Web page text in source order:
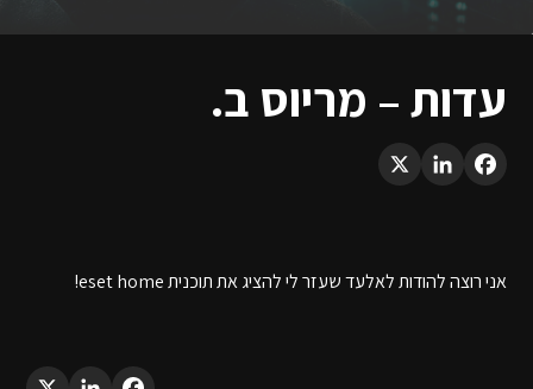
עדות – מריוס ב.
Facebook
LinkedIn
X
אני רוצה להודות לאלעד שעזר לי להציג את תוכנית eset home!
Facebook
LinkedIn
X